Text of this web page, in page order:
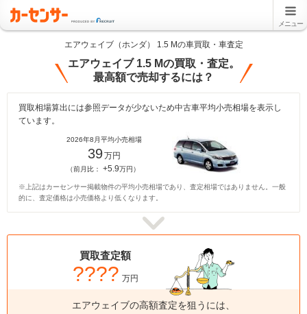
メニュー
エアウェイブ（ホンダ） 1.5 Mの車買取・車査定
エアウェイブ 1.5 Mの買取・査定。
最高額で売却するには？
買取相場算出には参照データが少ないため中古車平均小売相場を表示し
ています。
2026年8月平均小売相場
39万円
（前月比： +5.9万円）
※上記はカーセンサー掲載物件の平均小売相場であり、査定相場ではありません。一般
的に、査定価格は小売価格より低くなります。
買取査定額
???? 万円
エアウェイブの高額査定を狙うには、